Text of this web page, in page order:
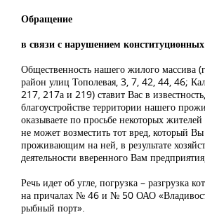
Обращение
в связи с нарушением
Общественность нашего жилого массива
район улиц Тополевая, 3, 7, 42, 44, 46;
217, 217а и 219) ставит Вас в
благоустройстве территории нашего
оказываете по просьбе некоторых
не может возместить тот вред, который
проживающим на ней, в результате
деятельности вверенного Вам
Речь идет об угле, погрузка – разгрузка
на причалах № 46 и № 50 ОАО
рыбный порт».